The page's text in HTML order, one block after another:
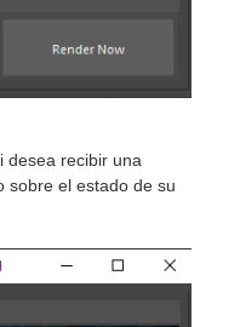
desea recibir una
sobre el estado de su